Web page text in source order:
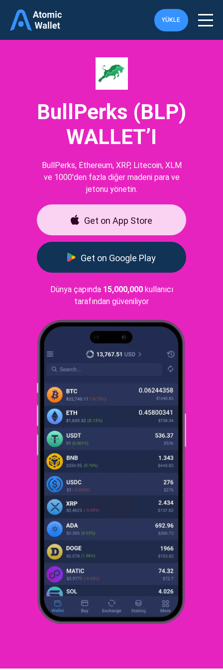
YÜKLE
BullPerks (BLP)
WALLET’I
BullPerks, Ethereum, XRP, Litecoin, XLM
ve 1000'den fazla diğer madeni para ve
jetonu yönetin.
Get on App Store
Get on Google Play
Dünya çapında 15,000,000kullanıcı
tarafından güveniliyor